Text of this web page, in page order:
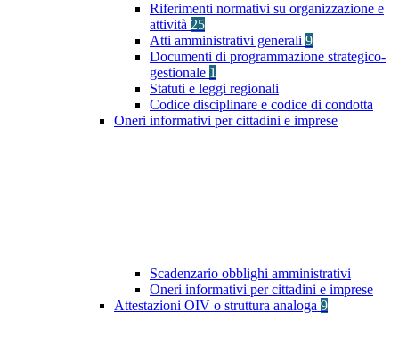
Riferimenti normativi su organizzazione e
attività 25
Atti amministrativi generali 9
Documenti di programmazione strategico-
gestionale 1
Statuti e leggi regionali
Codice disciplinare e codice di condotta
Oneri informativi per cittadini e imprese
Scadenzario obblighi amministrativi
Oneri informativi per cittadini e imprese
Attestazioni OIV o struttura analoga 9